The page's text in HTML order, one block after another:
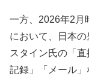
一方、2026年2月
において、日本
スタイン氏の「
記録」「メール